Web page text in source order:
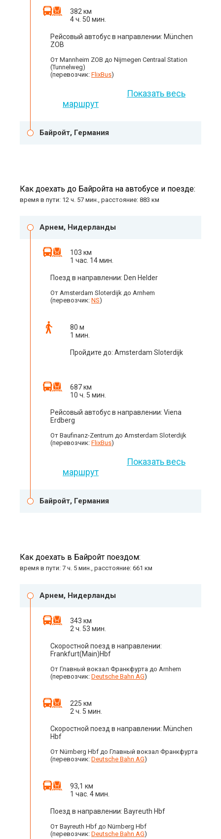
382 км
4 ч. 50 мин.
Рейсовый автобус в направлении: München
ZOB
От Mannheim ZOB до Nijmegen Centraal Station
(Tunnelweg)
(перевозчик: FlixBus)
Показать весь
маршрут
Байройт, Германия
Как доехать до Байройта на автобусе и поезде:
время в пути: 12 ч. 57 мин., расстояние: 883 км
Арнем, Нидерланды
103 км
1 час. 14 мин.
Поезд в направлении: Den Helder
От Amsterdam Sloterdijk до Arnhem
(перевозчик: NS)
80 м
1 мин.
Пройдите до: Amsterdam Sloterdijk
687 км
10 ч. 5 мин.
Рейсовый автобус в направлении: Viena
Erdberg
От Baufinanz-Zentrum до Amsterdam Sloterdijk
(перевозчик: FlixBus)
Показать весь
маршрут
Байройт, Германия
Как доехать в Байройт поездом:
время в пути: 7 ч. 5 мин., расстояние: 661 км
Арнем, Нидерланды
343 км
2 ч. 53 мин.
Скоростной поезд в направлении:
Frankfurt(Main)Hbf
От Главный вокзал Франкфурта до Arnhem
(перевозчик: Deutsche Bahn AG)
225 км
2 ч. 5 мин.
Скоростной поезд в направлении: München
Hbf
От Nürnberg Hbf до Главный вокзал Франкфурта
(перевозчик: Deutsche Bahn AG)
93,1 км
1 час. 4 мин.
Поезд в направлении: Bayreuth Hbf
От Bayreuth Hbf до Nürnberg Hbf
(перевозчик: Deutsche Bahn AG)